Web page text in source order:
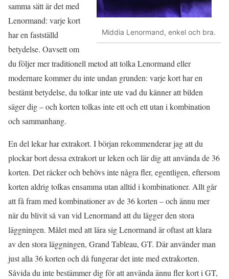
Middia Lenormand, enkel och bra.
samma sätt är det med
Lenormand: varje kort
har en fastställd
betydelse. Oavsett om
du följer mer traditionell metod att tolka Lenormand eller
modernare kommer du inte undan grunden: varje kort har en
bestämt betydelse, du tolkar inte ute vad du känner att bilden
säger dig – och korten tolkas inte ett och ett utan i kombination
och sammanhang.
En del lekar har extrakort. I början rekommenderar jag att du
plockar bort dessa extrakort ur leken och lär dig att använda de 36
korten. Det räcker och behövs inte några fler, egentligen, eftersom
korten aldrig tolkas ensamma utan alltid i kombinationer. Allt går
att få fram med kombinationer av de 36 korten – och ännu mer
när du blivit så van vid Lenormand att du lägger den stora
läggningen. Målet med att lära sig Lenormand är oftast att klara
av den stora läggningen, Grand Tableau, GT. Där använder man
just alla 36 korten och då fungerar det inte med extrakorten.
Såvida du inte bestämmer dig för att använda ännu fler kort i GT,